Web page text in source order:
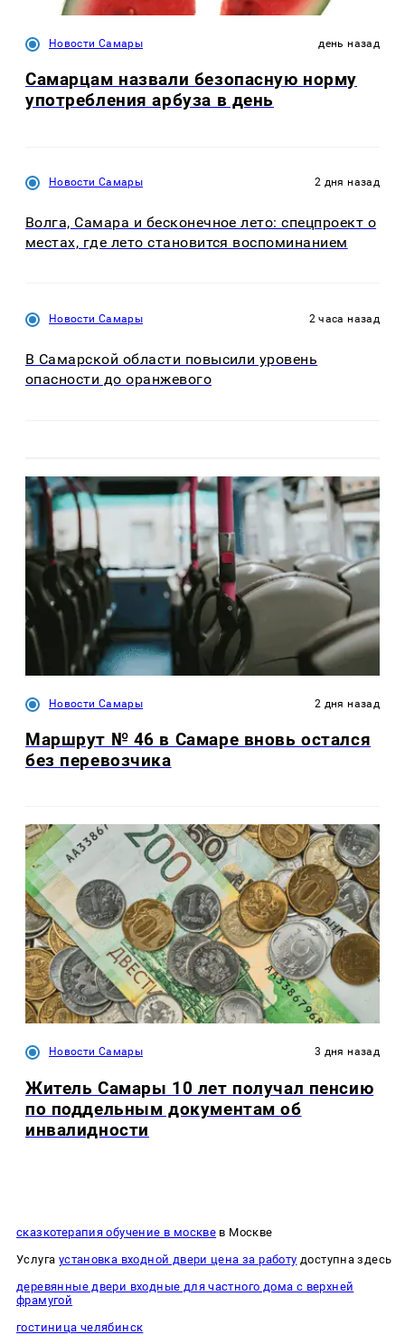
Новости Самары день назад
Самарцам назвали безопасную норму
употребления арбуза в день
Новости Самары 2 дня назад
Волга, Самара и бесконечное лето: спецпроект о
местах, где лето становится воспоминанием
Новости Самары 2 часа назад
В Самарской области повысили уровень
опасности до оранжевого
Новости Самары 2 дня назад
Маршрут № 46 в Самаре вновь остался
без перевозчика
Новости Самары 3 дня назад
Житель Самары 10 лет получал пенсию
по поддельным документам об
инвалидности
сказкотерапия обучение в москве в Москве
Услуга установка входной двери цена за работу доступна здесь
деревянные двери входные для частного дома с верхней
фрамугой
гостиница челябинск